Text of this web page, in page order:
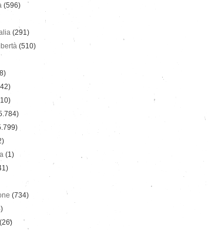
(596)
(291)
(510)
(1)
(734)
(26)